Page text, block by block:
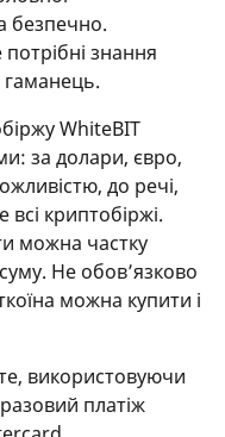
безпечно.
знання
WhiteBIT
за долари, євро,
до речі,
криптобіржі.
можна частку
Не обовʼязково
можна купити і
використовуючи
платіж